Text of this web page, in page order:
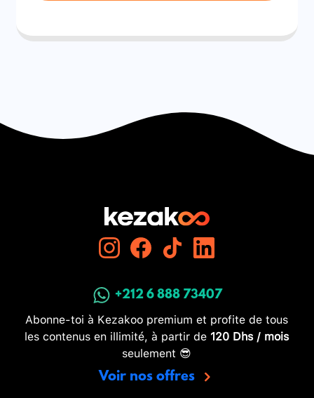
+212 6 888 73407
Abonne-toi à Kezakoo premium et profite de tous
les contenus en illimité, à partir de 120 Dhs / mois
seulement 😎
Voir nos offres